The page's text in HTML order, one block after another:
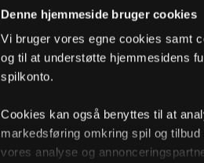
Denne hjemmeside bruger cookies
Vi bruger vores egne cookies samt
og til at understøtte hjemmesidens
spilkonto.
Cookies kan også benyttes til at
markedsføring omkring spil og
vores analyse og